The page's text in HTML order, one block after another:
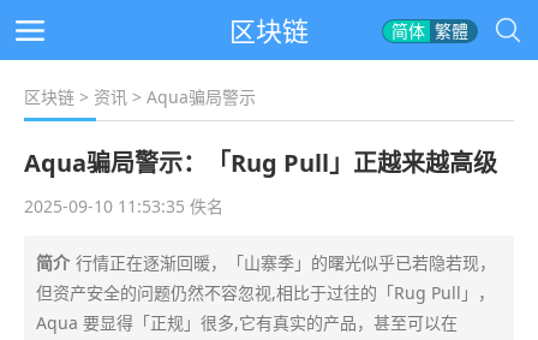
区块链 简体 繁體
区块链 > 资讯 > Aqua骗局警示
Aqua骗局警示：「Rug Pull」正越来越高级
2025-09-10 11:53:35 佚名
简介 行情正在逐渐回暖，「山寨季」的曙光似乎已若隐若现，
但资产安全的问题仍然不容忽视,相比于过往的「Rug Pull」，
Aqua 要显得「正规」很多,它有真实的产品，甚至可以在